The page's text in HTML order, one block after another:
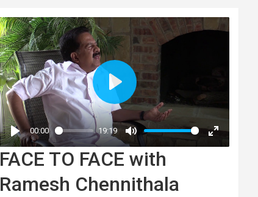
FACE TO FACE with
Ramesh Chennithala